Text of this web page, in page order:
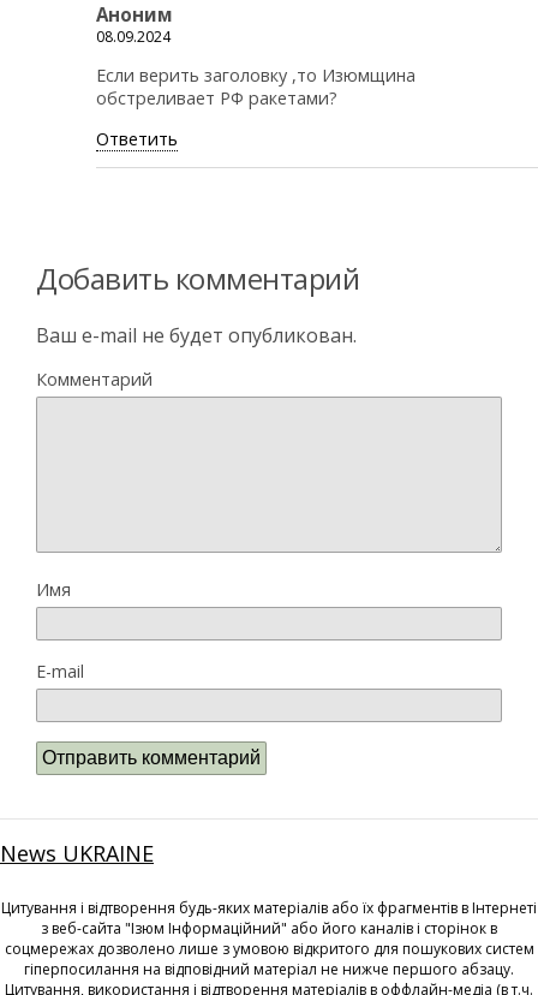
Аноним
08.09.2024
Если верить заголовку ,то Изюмщина
обстреливает РФ ракетами?
Ответить
Добавить комментарий
Ваш e-mail не будет опубликован.
Комментарий
Имя
E-mail
News UKRAINE
Цитування і відтворення будь-яких матеріалів або їх фрагментів в Інтернеті
з веб-сайта "Ізюм Інформаційний" або його каналів і сторінок в
соцмережах дозволено лише з умовою відкритого для пошукових систем
гіперпосилання на відповідний матеріал не нижче першого абзацу.
Цитування, використання і відтворення матеріалів в оффлайн-медіа (в т.ч.